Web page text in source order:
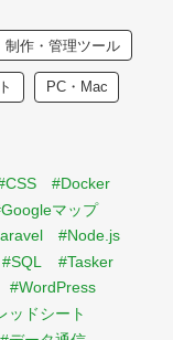
制作・管理ツール
PC・Mac
#Docker
マップ
#Node.js
#SQL
#Tasker
#WordPress
ッドシート